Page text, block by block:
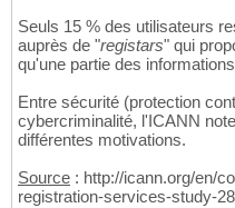
Seuls 15 % des utilisateurs
auprès de "registars" qui
qu'une partie des
Entre sécurité (protection
cybercriminalité, l'ICANN
différentes motivations.
Source : http://icann.org/en/
registration-services-study-